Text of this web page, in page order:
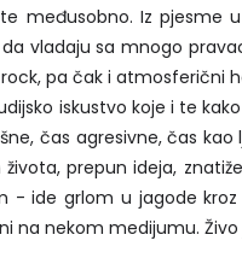
međusobno. Iz pjesme
vladaju sa mnogo
pa čak i atmosferični
iskustvo koje i te
čas agresivne, čas kao
prepun ideja,
ide grlom u jagode kroz
na nekom medijumu. Živo